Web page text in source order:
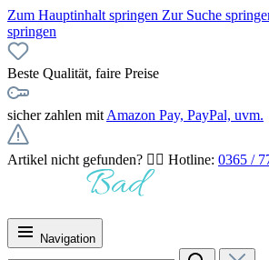
Zum Hauptinhalt springen Zur Suche
springen
Beste Qualität, faire Preise
sicher zahlen mit Amazon Pay, PayPal, uvm.
Artikel nicht gefunden? 👉🏻 Hotline: 0365 /
Navigation